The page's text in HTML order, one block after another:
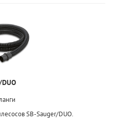
SB-Sauger/DUO.